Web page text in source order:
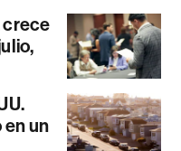
crece
en un